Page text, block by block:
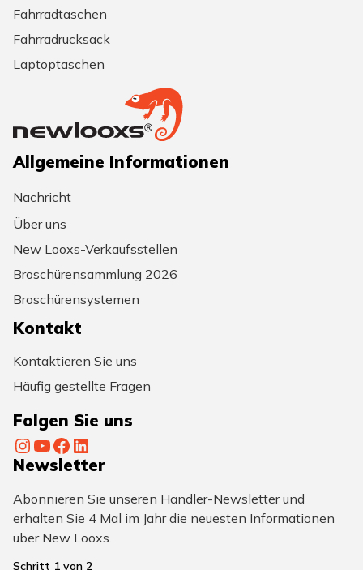
Fahrradtaschen
Fahrradrucksack
Laptoptaschen
Allgemeine Informationen
Nachricht
Über uns
New Looxs-Verkaufsstellen
Broschürensammlung 2026
Broschürensystemen
Kontakt
Kontaktieren Sie uns
Häufig gestellte Fragen
Folgen Sie uns
InstagramYouTube Facebook LinkedIn
Newsletter
Abonnieren Sie unseren Händler-Newsletter und
erhalten Sie 4 Mal im Jahr die neuesten Informationen
über New Looxs.
Schritt 1 von 2